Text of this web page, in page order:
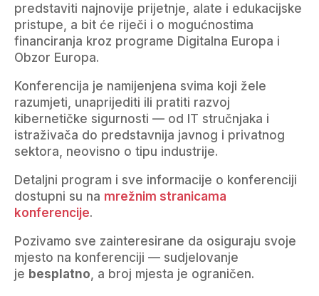
predstaviti najnovije prijetnje, alate i edukacijske
pristupe, a bit će riječi i o mogućnostima
financiranja kroz programe Digitalna Europa i
Obzor Europa.
Konferencija je namijenjena svima koji žele
razumjeti, unaprijediti ili pratiti razvoj
kibernetičke sigurnosti — od IT stručnjaka i
istraživača do predstavnija javnog i privatnog
sektora, neovisno o tipu industrije.
Detaljni program i sve informacije o konferenciji
dostupni su na mrežnim stranicama
konferencije.
Pozivamo sve zainteresirane da osiguraju svoje
mjesto na konferenciji — sudjelovanje
je besplatno, a broj mjesta je ograničen.